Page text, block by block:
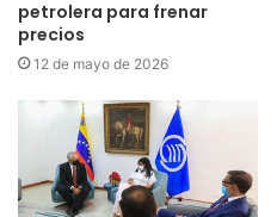
petrolera para frenar
precios
12 de mayo de 2026